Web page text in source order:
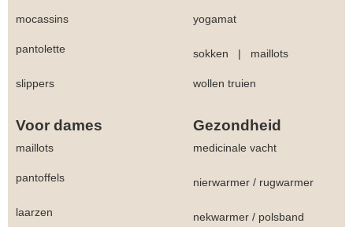
mocassins yogamat
pantolette sokken | maillots
slippers wollen truien
Voor dames Gezondheid
maillots medicinale vacht
pantoffels nierwarmer / rugwarmer
laarzen nekwarmer / polsband